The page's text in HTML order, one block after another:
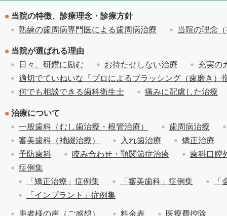
当院の特徴、診療理念・診療方針
熟練の歯周病専門医による歯周病治療
当院の理念
当院が選ばれる理由
日々、研鑽に励む
お待たせしない治療
充実の
適切でていねいな「プロによるブラッシング（歯磨き）
何でも相談できる歯科衛生士
痛みに配慮した治療
治療について
一般歯科（むし歯治療・根管治療）
歯周病治療
審美歯科（補綴治療）
入れ歯治療
矯正治療
予防歯科
咬み合わせ・顎関節症治療
歯科口腔
症例集
「矯正治療」症例集
「審美歯科」症例集
「インプラント」症例集
患者様の声（ご感想）
料金表 医療費控除